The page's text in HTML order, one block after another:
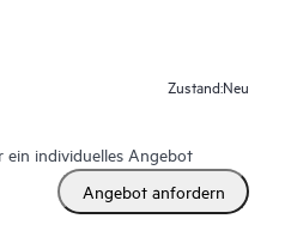
Zustand:Neu
ein individuelles Angebot
Angebot anfordern